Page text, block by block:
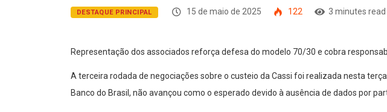
DESTAQUE PRINCIPAL 15 de maio de 2025 122 3 minutes read
Representação dos associados reforça defesa do modelo 70/30 e cobra
A terceira rodada de negociações sobre o custeio da Cassi foi realizada nesta
Banco do Brasil, não avançou como o esperado devido à ausência de dados por